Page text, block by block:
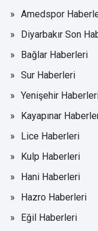
Amedspor
Diyarbakır Son
Bağlar Haberleri
Sur Haberleri
Yenişehir
Kayapınar
Lice Haberleri
Kulp Haberleri
Hani Haberleri
Hazro Haberleri
Eğil Haberleri